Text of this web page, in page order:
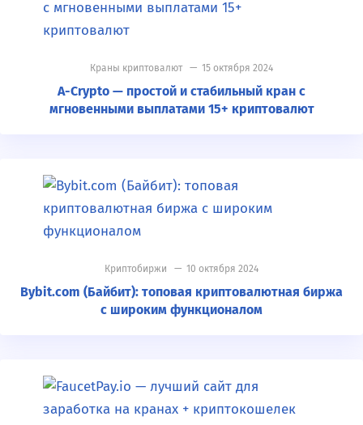
Краны криптовалют— 15 октября 2024
A-Crypto — простой и стабильный кран с
мгновенными выплатами 15+ криптовалют
Криптобиржи — 10 октября 2024
Bybit.com (Байбит): топовая криптовалютная биржа
с широким функционалом